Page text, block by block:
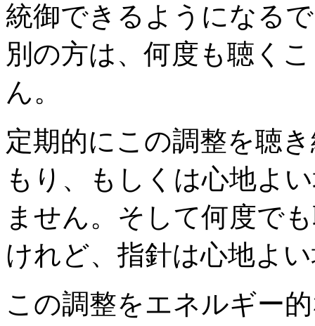
統御できるようになる
別の方は、何度も聴く
ん。
定期的にこの調整を聴
もり、もしくは心地よ
ません。そして何度で
けれど、指針は心地よ
この調整をエネルギー